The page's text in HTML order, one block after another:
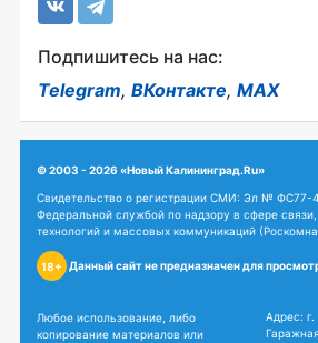
Подпишитесь на нас:
Telegram, ВКонтакте, MAX
© 2003 - 2026 «Новый Калининград.Ru»
Свидетельство о регистрации СМИ: Эл № ФС77-
Федеральной службой по надзору в сфере
технологий и массовых коммуникаций
18+ Данный сайт не предназначен для
Любое использование, либо
копирование материалов или
Адрес: г.